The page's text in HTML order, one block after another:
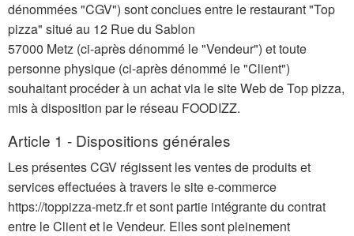
dénommées "CGV") sont conclues entre le restaurant "Top
pizza" situé au 12 Rue du Sablon
57000 Metz (ci-après dénommé le "Vendeur") et toute
personne physique (ci-après dénommé le "Client")
souhaitant procéder à un achat via le site Web de Top pizza,
mis à disposition par le réseau FOODIZZ.
Article 1 - Dispositions générales
Les présentes CGV régissent les ventes de produits et
services effectuées à travers le site e-commerce
https://toppizza-metz.fr et sont partie intégrante du contrat
entre le Client et le Vendeur. Elles sont pleinement